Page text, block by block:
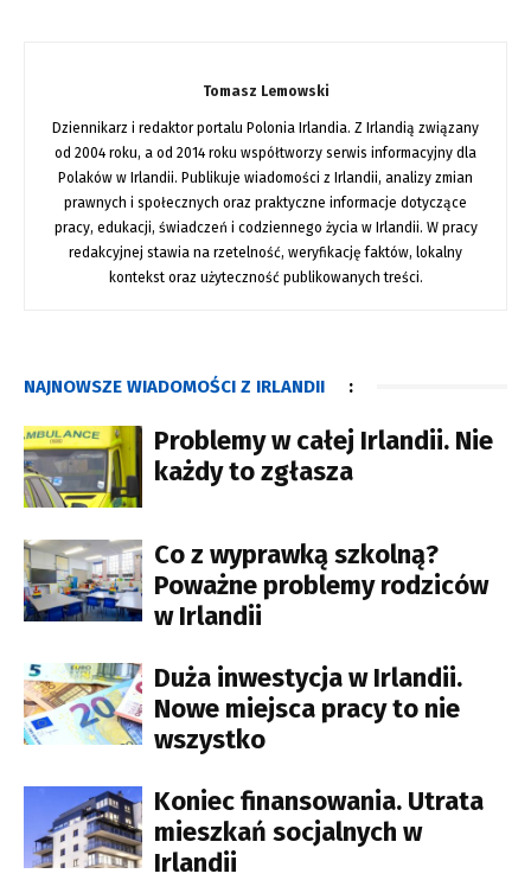
Tomasz Lemowski
Dziennikarz i redaktor portalu Polonia Irlandia. Z Irlandią związany
od 2004 roku, a od 2014 roku współtworzy serwis informacyjny dla
Polaków w Irlandii. Publikuje wiadomości z Irlandii, analizy zmian
prawnych i społecznych oraz praktyczne informacje dotyczące
pracy, edukacji, świadczeń i codziennego życia w Irlandii. W pracy
redakcyjnej stawia na rzetelność, weryfikację faktów, lokalny
kontekst oraz użyteczność publikowanych treści.
NAJNOWSZE WIADOMOŚCI Z IRLANDII :
Problemy w całej Irlandii. Nie
każdy to zgłasza
Co z wyprawką szkolną?
Poważne problemy rodziców
w Irlandii
Duża inwestycja w Irlandii.
Nowe miejsca pracy to nie
wszystko
Koniec finansowania. Utrata
mieszkań socjalnych w
Irlandii